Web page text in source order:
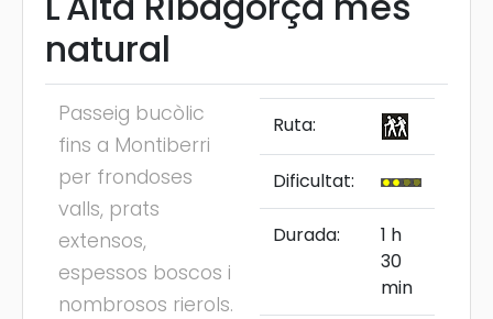
natural
Passeig bucòlic
fins a Montiberri
per frondoses
valls, prats
extensos,
espessos boscos i
nombrosos rierols.
Ruta:
Dificultat:
Durada:
1 h
30
min